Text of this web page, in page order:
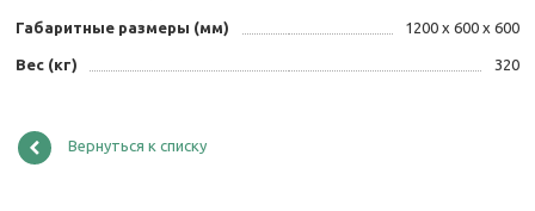
Габаритные размеры (мм) 1200 х 600 х 600
Вес (кг) 320
Вернуться к списку